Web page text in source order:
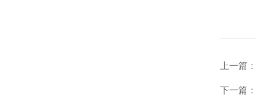
上一篇：
下一篇：